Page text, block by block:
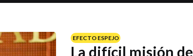
EFECTO ESPEJO
La difícil misión de